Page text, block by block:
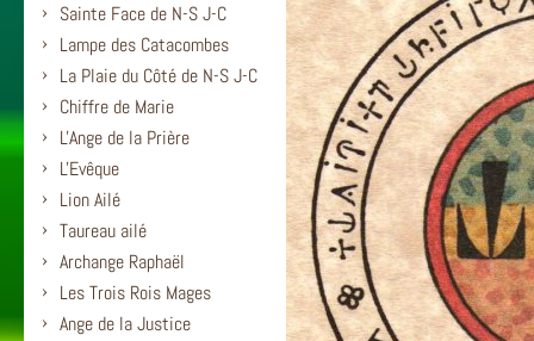
Sainte Face de N-S J-C
Lampe des Catacombes
La Plaie du Côté de N-S J-C
Chiffre de Marie
L'Ange de la Prière
L'Evêque
Lion Ailé
Taureau ailé
Archange Raphaël
Les Trois Rois Mages
Ange de la Justice